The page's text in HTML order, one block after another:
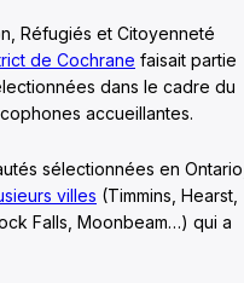
Réfugiés et Citoyenneté
de Cochrane faisait partie
dans le cadre du
accueillantes.
sélectionnées en
villes (Timmins, Hearst,
Falls, Moonbeam…) qui a